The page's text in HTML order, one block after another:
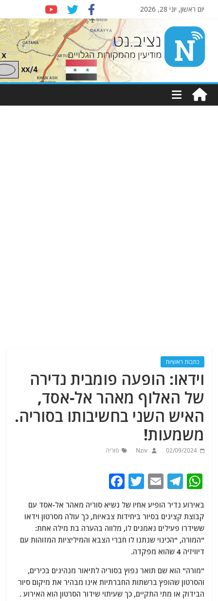
יום ראשון, יוני 28, 2026
Nziv.net
מודיעין
מהמקורות
כתבות ראשיות
וידאו: הופעה פומבית נדירה
של האלוף מאהר אל-אסד,
האיש השני בחשיבותו בסוריה.
משמעות!
02/09/2024
Nziv סוריה
W
at
s
A
p
p
T
e
g
ra
m
E
ai
l
T
w
itt
er
c
e
b
o
k
באירוע נדיר הופיע אחיו של נשיא סוריה מאהר אל-אסד עם
קבוצת קצינים בסיור ביחידות צבאיות, כך עולה מסרטון וידאו
ששידרו פעילים נאמנים לו, מלווה בהערה בת מילה אחת:
"המורה, "הכינוי שנתנו לו חברי הצבא והמיליציות המזוהות עם
דיוויזיה 4 שהוא מפקדה.
"מורה" הוא שם תואר נפוץ בסוריה לתיאור מנהיגים בכירים,
והסרטון שהופץ ברשתות החברתיות אינו מבהיר את מיקום סיור
הבידוק או מתי התקיים, כך שעיתוי שידור הסרטון הוא האירוע .